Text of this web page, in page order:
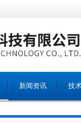
新闻资讯 技